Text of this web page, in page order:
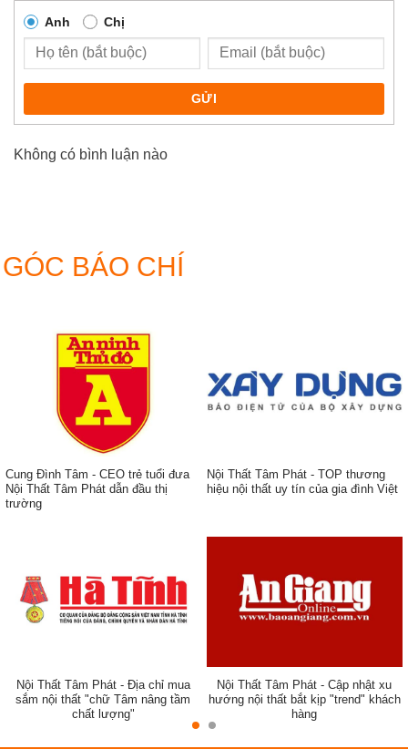
Anh Chị
GỬI
Không có bình luận nào
GÓC BÁO CHÍ
Cung Đình Tâm - CEO trẻ tuổi đưa
Nội Thất Tâm Phát dẫn đầu thị
trường
Nội Thất Tâm Phát - TOP thương
hiệu nội thất uy tín của gia đình Việt
Nội Thất Tâm Phát - Địa chỉ mua
sắm nội thất "chữ Tâm nâng tầm
chất lượng"
Nội Thất Tâm Phát - Cập nhật xu
hướng nội thất bắt kịp "trend" khách
hàng